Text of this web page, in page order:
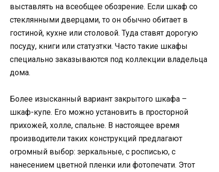
выставлять на всеобщее обозрение. Если шкаф со
стеклянными дверцами, то он обычно обитает в
гостиной, кухне или столовой. Туда ставят дорогую
посуду, книги или статуэтки. Часто такие шкафы
специально заказываются под коллекции владельца
дома.
Более изысканный вариант закрытого шкафа –
шкаф-купе. Его можно установить в просторной
прихожей, холле, спальне. В настоящее время
производители таких конструкций предлагают
огромный выбор: зеркальные, с росписью, с
нанесением цветной пленки или фотопечати. Этот